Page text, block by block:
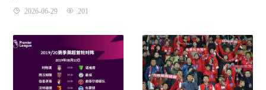
2026-06-29 201